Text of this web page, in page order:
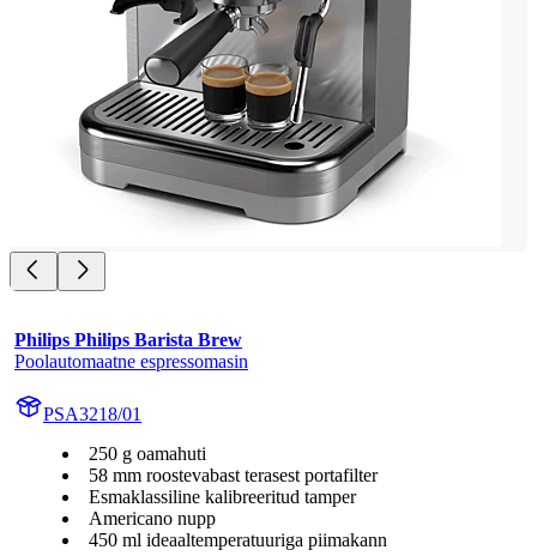
Philips Philips Barista Brew
Poolautomaatne espressomasin
PSA3218/01
250 g oamahuti
58 mm roostevabast terasest portafilter
Esmaklassiline kalibreeritud tamper
Americano nupp
450 ml ideaaltemperatuuriga piimakann